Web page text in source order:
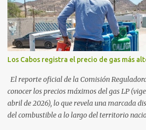
esenciales alcanzó un precio de 942.50
. Este monto fue detectado específicamente
Bodega Aurrera ubicado en el
superando la barrera de los 910 pesos
el gobierno federal en el Paquete Contra la
(PACIC). Dentro del análisis por zonas
ubica en la región Centro-Norte , que
Aguascaliente...
Los Cabos registra el precio de gas más
El reporte oficial de la Comisión
conocer los precios máximos del gas LP
abril de 2026), lo que revela una marcada
del combustible a lo largo del territorio